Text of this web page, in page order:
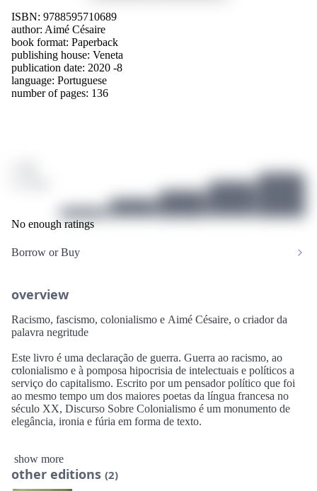
ISBN: 9788595710689
author: Aimé Césaire
book format: Paperback
publishing house: Veneta
publication date: 2020 -8
language: Portuguese
number of pages: 136
No enough ratings
Borrow or Buy
overview
Racismo, fascismo, colonialismo e Aimé Césaire, o criador da
palavra negritude
Este livro é uma declaração de guerra. Guerra ao racismo, ao
colonialismo e à pomposa hipocrisia de intelectuais e políticos a
serviço do capitalismo. Escrito por um pensador político que foi
ao mesmo tempo um dos maiores poetas da língua francesa no
século XX, Discurso Sobre Colonialismo é um monumento de
elegância, ironia e fúria em forma de texto.
pequeno livro é imensa. Tornou-se a bíblia de todos os militantes
anticolonialistas em luta contra a dominação europeia, inspirou os
show more
other editions (2)